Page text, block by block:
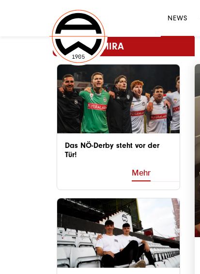
NEWS
MEHR ADMIRA
Das NÖ-Derby steht vor der
Tür!
Mehr